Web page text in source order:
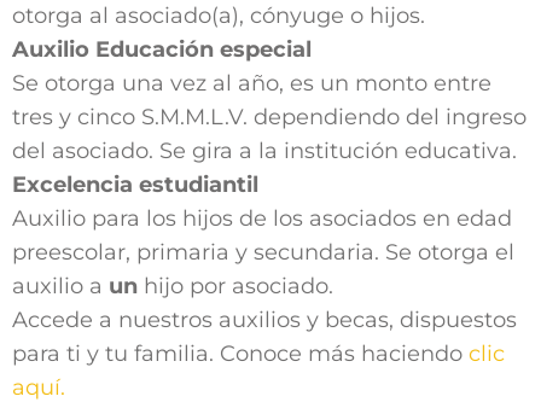
otorga al asociado(a), cónyuge o hijos.
Auxilio Educación especial
Se otorga una vez al año, es un monto entre
tres y cinco S.M.M.L.V. dependiendo del ingreso
del asociado. Se gira a la institución educativa.
Excelencia estudiantil
Auxilio para los hijos de los asociados en edad
preescolar, primaria y secundaria. Se otorga el
auxilio a un hijo por asociado.
Accede a nuestros auxilios y becas, dispuestos
para ti y tu familia. Conoce más haciendo clic
aquí.